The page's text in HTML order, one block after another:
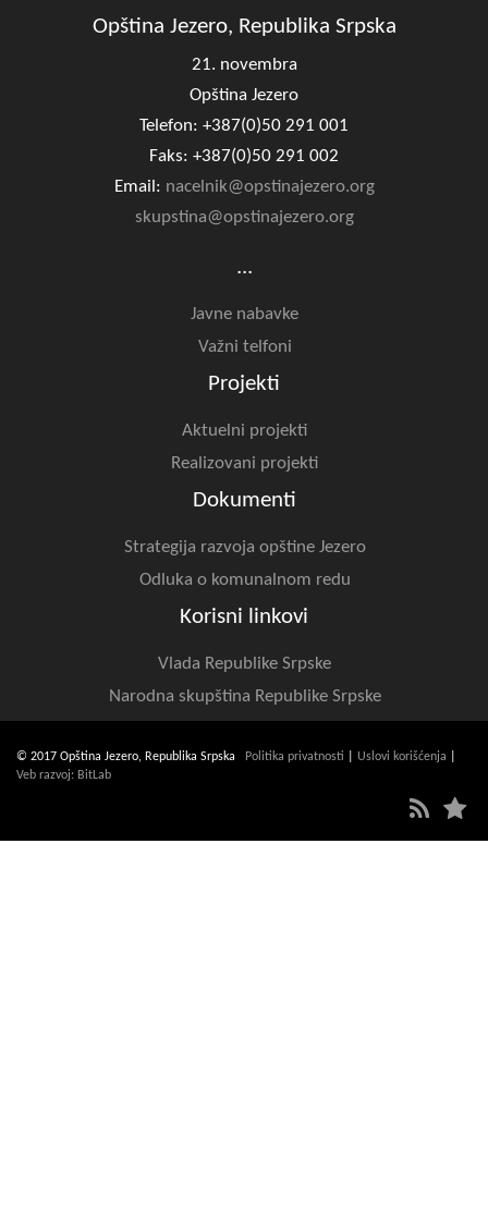
Opština Jezero, Republika Srpska
21. novembra
Opština Jezero
Telefon: +387(0)50 291 001
Faks: +387(0)50 291 002
Email: nacelnik@opstinajezero.org
skupstina@opstinajezero.org
...
Javne nabavke
Važni telfoni
Projekti
Aktuelni projekti
Realizovani projekti
Dokumenti
Strategija razvoja opštine Jezero
Odluka o komunalnom redu
Korisni linkovi
Vlada Republike Srpske
Narodna skupština Republike Srpske
© 2017 Opština Jezero, Republika Srpska Politika privatnosti Uslovi korišćenja
Veb razvoj: BitLab